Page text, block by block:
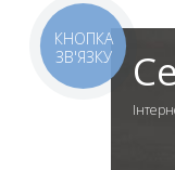
КНОПКА
ЗВ'ЯЗКУ